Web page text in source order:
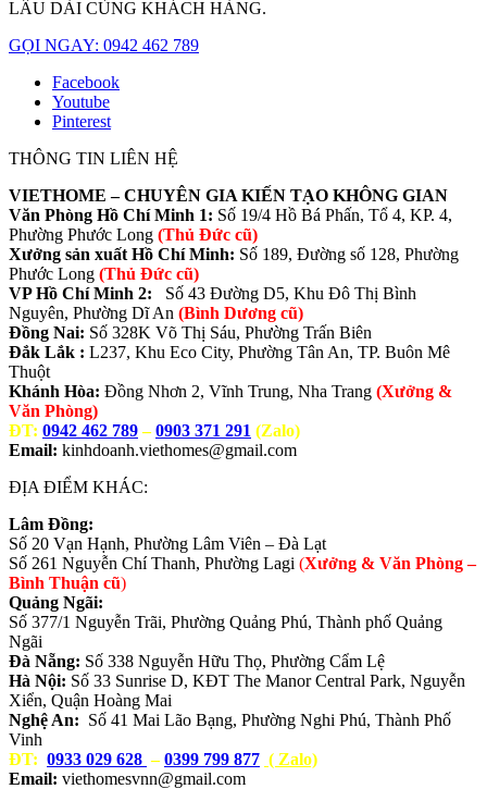
LÂU DÀI CÙNG KHÁCH HÀNG.
GỌI NGAY: 0942 462 789
Facebook
Youtube
Pinterest
THÔNG TIN LIÊN HỆ
VIETHOME – CHUYÊN GIA KIẾN TẠO KHÔNG GIAN
Văn Phòng Hồ Chí Minh 1: Số 19/4 Hồ Bá Phấn, Tổ 4, KP. 4,
Phường Phước Long (Thủ Đức cũ)
Xưởng sản xuất Hồ Chí Minh: Số 189, Đường số 128, Phường
Phước Long (Thủ Đức cũ)
VP Hồ Chí Minh 2: Số 43 Đường D5, Khu Đô Thị Bình
Nguyên, Phường Dĩ An (Bình Dương cũ)
Đồng Nai: Số 328K Võ Thị Sáu, Phường Trấn Biên
Đắk Lắk : L237, Khu Eco City, Phường Tân An, TP. Buôn Mê
Thuột
Khánh Hòa: Đồng Nhơn 2, Vĩnh Trung, Nha Trang (Xưởng &
Văn Phòng)
ĐT: 0942 462 789–0903 371 291 (Zalo)
Email: kinhdoanh.viethomes@gmail.com
ĐỊA ĐIỂM KHÁC:
Lâm Đồng:
Số 20 Vạn Hạnh, Phường Lâm Viên – Đà Lạt
Số 261 Nguyễn Chí Thanh, Phường Lagi (Xưởng & Văn Phòng –
Bình Thuận cũ)
Quảng Ngãi:
Số 377/1 Nguyễn Trãi, Phường Quảng Phú, Thành phố Quảng
Ngãi
Đà Nẵng: Số 338 Nguyễn Hữu Thọ, Phường Cẩm Lệ
Hà Nội: Số 33 Sunrise D, KĐT The Manor Central Park, Nguyễn
Xiển, Quận Hoàng Mai
Nghệ An: Số 41 Mai Lão Bạng, Phường Nghi Phú, Thành Phố
Vinh
ĐT: 0933 029 628 –0399 799 877 ( Zalo)
Email: viethomesvnn@gmail.com